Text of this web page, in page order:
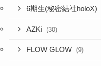
6期生(秘密結社holoX)
AZKi (30)
FLOW GLOW (9)